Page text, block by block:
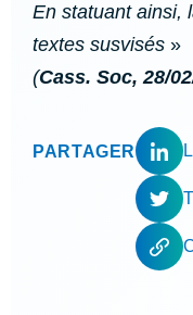
En statuant ainsi,
textes susvisés »
(Cass. Soc, 28/
PARTAGER